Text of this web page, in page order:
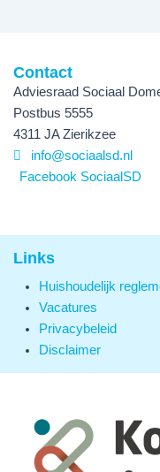
Contact
Adviesraad Sociaal
Postbus 5555
4311 JA Zierikzee
info@sociaalsd.nl
Facebook SociaalSD
Links
Huishoudelijk
Vacatures
Privacybeleid
Disclaimer